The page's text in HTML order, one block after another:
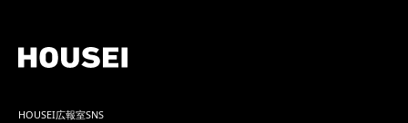
HOUSEI広報室SNS